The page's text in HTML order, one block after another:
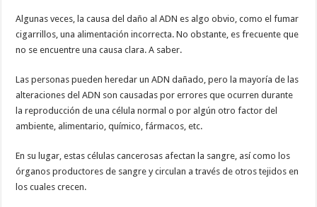
Algunas veces, la causa del daño al ADN es algo obvio, como el fumar
cigarrillos, una alimentación incorrecta. No obstante, es frecuente que
no se encuentre una causa clara. A saber.
Las personas pueden heredar un ADN dañado, pero la mayoría de las
alteraciones del ADN son causadas por errores que ocurren durante
la reproducción de una célula normal o por algún otro factor del
ambiente, alimentario, químico, fármacos, etc.
En su lugar, estas células cancerosas afectan la sangre, así como los
órganos productores de sangre y circulan a través de otros tejidos en
los cuales crecen.